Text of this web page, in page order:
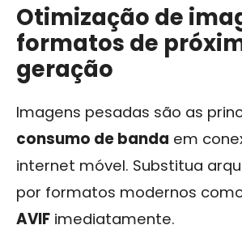
Otimização de
formatos de
geração
Imagens pesadas são as
consumo de banda em
internet móvel. Substitua
por formatos modernos
AVIF imediatamente.